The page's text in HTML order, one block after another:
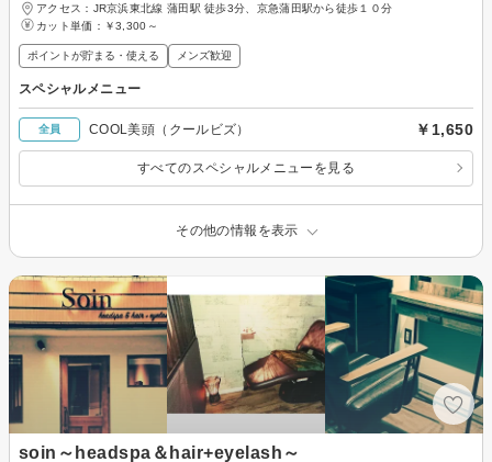
アクセス：JR京浜東北線 蒲田駅 徒歩3分、京急蒲田駅から徒歩１０分
カット単価： ￥3,300～
ポイントが貯まる・使える メンズ歓迎
スペシャルメニュー
全員 COOL美頭（クールビズ） ￥1,650
すべてのスペシャルメニューを見る
その他の情報を表示
soin～headspa＆hair+eyelash～